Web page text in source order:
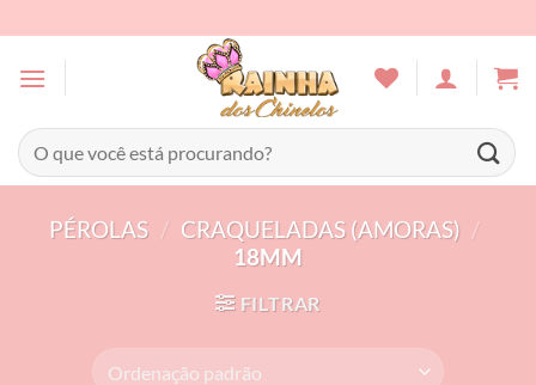
to
content
Pesquisar
por:
PÉROLAS / CRAQUELADAS (AMORAS) /
18MM
FILTRAR